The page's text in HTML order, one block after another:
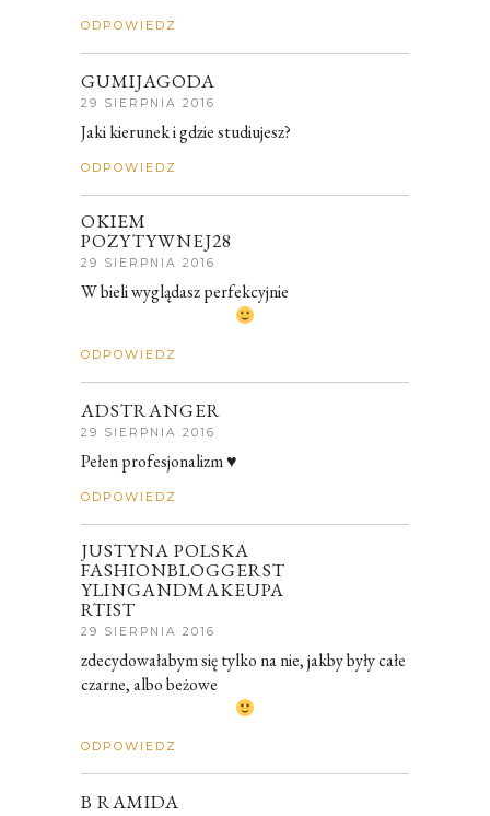
ODPOWIEDZ
GUMIJAGODA
29 SIERPNIA 2016
Jaki kierunek i gdzie studiujesz?
ODPOWIEDZ
OKIEM
POZYTYWNEJ28
29 SIERPNIA 2016
W bieli wyglądasz perfekcyjnie
ODPOWIEDZ
ADSTRANGER
29 SIERPNIA 2016
Pełen profesjonalizm ♥
ODPOWIEDZ
JUSTYNA POLSKA
FASHIONBLOGGERST
YLINGANDMAKEUPA
RTIST
29 SIERPNIA 2016
zdecydowałabym się tylko na nie, jakby były całe
czarne, albo beżowe
ODPOWIEDZ
B RAMIDA